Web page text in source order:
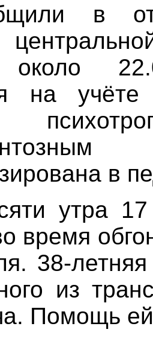
в
около
на
в
утра
время
38-
из
Помощь